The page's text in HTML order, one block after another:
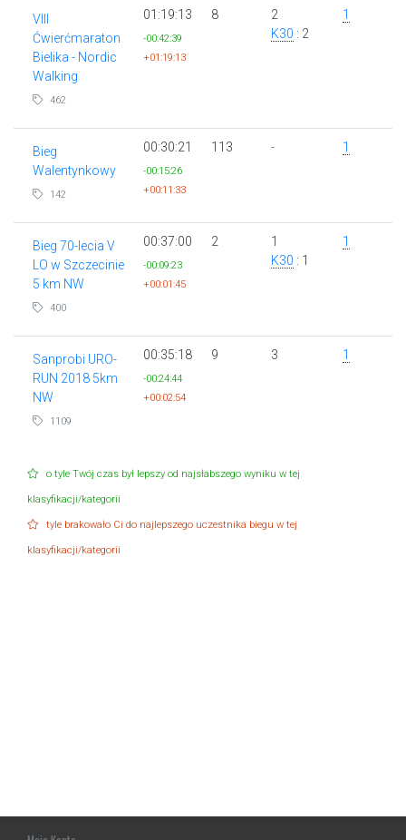
VIII
Ćwierćmaraton
Bielika - Nordic
Walking
462
01:19:13
-00:42:39
+01:19:13
8
2
K30 : 2
1
Bieg
Walentynkowy
142
00:30:21
-00:15:26
+00:11:33
113 - 1
Bieg 70-lecia V
LO w Szczecinie
5 km NW
400
00:37:00
-00:09:23
+00:01:45
2
1
K30 : 1
1
Sanprobi URO-
RUN 2018 5km
NW
1109
00:35:18
-00:24:44
+00:02:54
9 3 1
o tyle Twój czas był lepszy od najsłabszego wyniku w tej
klasyfikacji/kategorii
tyle brakowało Ci do najlepszego uczestnika biegu w tej
klasyfikacji/kategorii